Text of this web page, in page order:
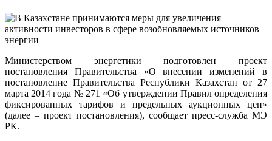
Министерством энергетики подготовлен проект
постановления Правительства «О внесении изменений в
постановление Правительства Республики Казахстан от 27
марта 2014 года № 271 «Об утверждении Правил определения
фиксированных тарифов и предельных аукционных цен»
(далее – проект постановления), сообщает пресс-служба МЭ
РК.